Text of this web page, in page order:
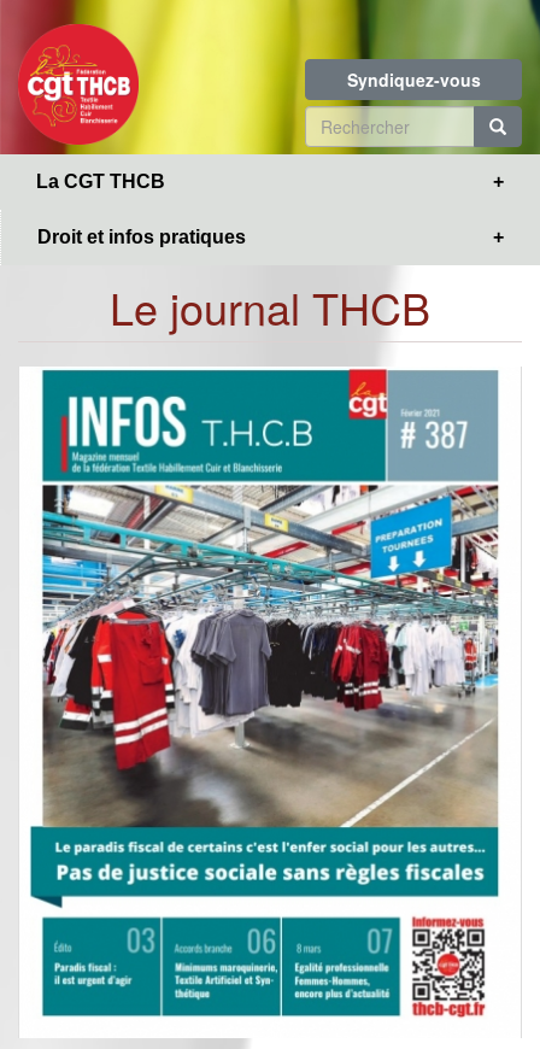
contenu
principal
Syndiquez-vous
Formulaire
de
La CGT THCB
Droit et infos pratiques
Le journal THCB